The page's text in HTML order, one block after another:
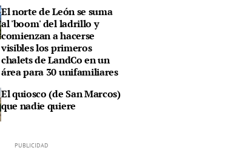
El norte de León se suma
al 'boom' del ladrillo y
comienzan a hacerse
visibles los primeros
chalets de LandCo en un
área para 30 unifamiliares
El quiosco (de San Marcos)
que nadie quiere